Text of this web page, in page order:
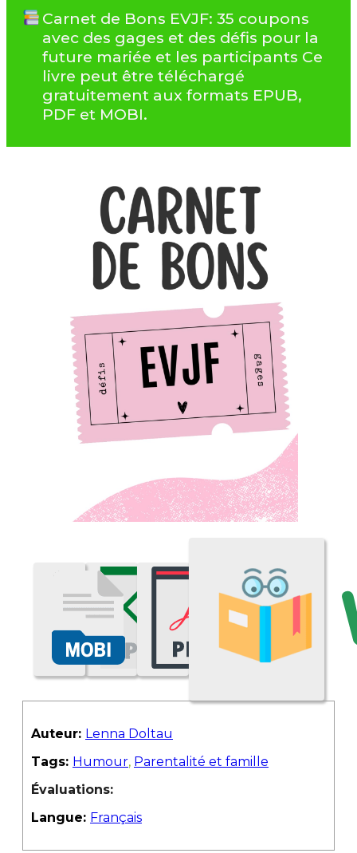
Carnet de Bons EVJF: 35 coupons
avec des gages et des défis pour la
future mariée et les participants Ce
livre peut être téléchargé
gratuitement aux formats EPUB,
PDF et MOBI.
Auteur: Lenna Doltau
Tags: Humour, Parentalité et famille
Évaluations:
Langue: Français